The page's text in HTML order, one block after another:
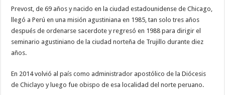
Prevost, de 69 años y nacido en la ciudad estadounidense de Chicago,
llegó a Perú en una misión agustiniana en 1985, tan solo tres años
después de ordenarse sacerdote y regresó en 1988 para dirigir el
seminario agustiniano de la ciudad norteña de Trujillo durante diez
años.
En 2014 volvió al país como administrador apostólico de la Diócesis
de Chiclayo y luego fue obispo de esa localidad del norte peruano.